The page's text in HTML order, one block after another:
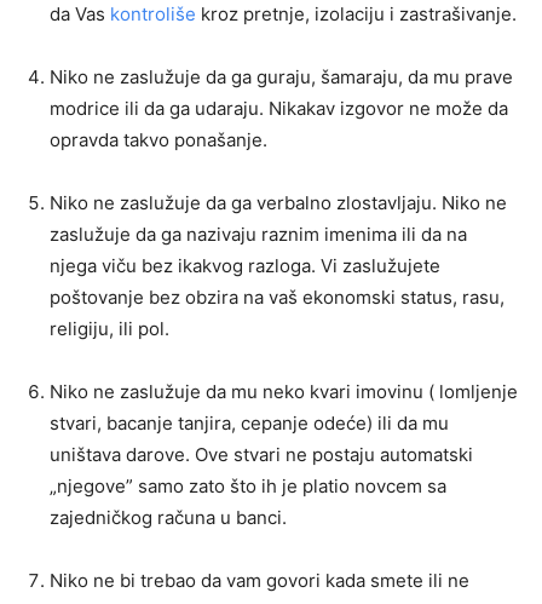
da Vas kontroliše kroz pretnje, izolaciju i zastrašivanje.
Niko ne zaslužuje da ga guraju, šamaraju, da mu prave
modrice ili da ga udaraju. Nikakav izgovor ne može da
opravda takvo ponašanje.
Niko ne zaslužuje da ga verbalno zlostavljaju. Niko ne
zaslužuje da ga nazivaju raznim imenima ili da na
njega viču bez ikakvog razloga. Vi zaslužujete
poštovanje bez obzira na vaš ekonomski status, rasu,
religiju, ili pol.
Niko ne zaslužuje da mu neko kvari imovinu ( lomljenje
stvari, bacanje tanjira, cepanje odeće) ili da mu
uništava darove. Ove stvari ne postaju automatski
„njegove” samo zato što ih je platio novcem sa
zajedničkog računa u banci.
Niko ne bi trebao da vam govori kada smete ili ne